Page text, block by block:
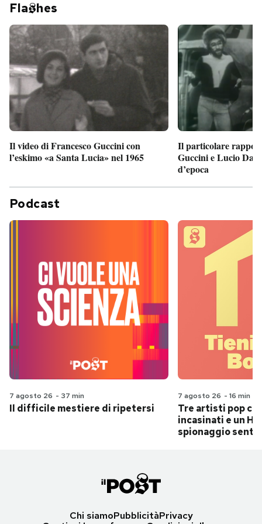
Fla hes
Il video di Francesco Guccini con
l’eskimo «a Santa Lucia» nel 1965
Il particolare
Guccini e Lucio
d’epoca
Podcast
7 agosto 26 - 37 min
Il difficile mestiere di ripetersi
7 agosto 26 - 16 min
Tre artisti pop
incasinati e un
spionaggio
Chi siamoPubblicitàPrivacy